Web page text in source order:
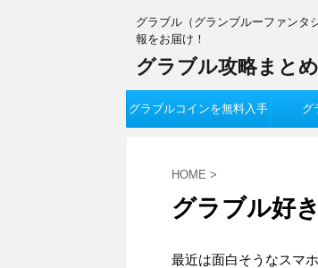
グラブル（グランブルーファンタ
報をお届け！
グラブル攻略まとめ
グラブルコインを無料入手 グ
HOME >
グラブル好
最近は面白そうなスマ